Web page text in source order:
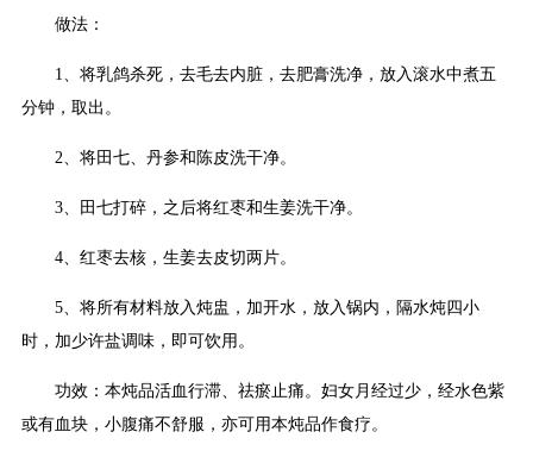
做法：
1、将乳鸽杀死，去毛去内脏，去肥膏洗净，放入滚水中煮五
分钟，取出。
2、将田七、丹参和陈皮洗干净。
3、田七打碎，之后将红枣和生姜洗干净。
4、红枣去核，生姜去皮切两片。
5、将所有材料放入炖盅，加开水，放入锅内，隔水炖四小
时，加少许盐调味，即可饮用。
功效：本炖品活血行滞、祛瘀止痛。妇女月经过少，经水色紫
或有血块，小腹痛不舒服，亦可用本炖品作食疗。